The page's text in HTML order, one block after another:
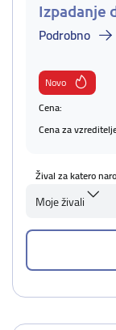
Izpadanje
Podrobno
Novo
Cena:
Cena za
Žival za katero
Moje živali